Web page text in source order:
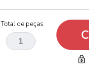
Total de peças